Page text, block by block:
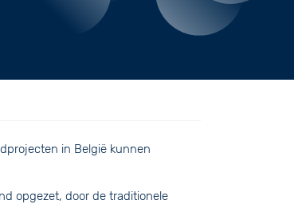
in België kunnen
opgezet, door de traditionele